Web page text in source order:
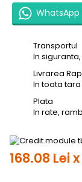
WhatsApp
Transportul
In
Livrarea
In toata
Plata
In rate,
168.08 Lei